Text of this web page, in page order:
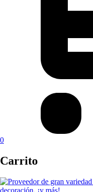
0
Carrito